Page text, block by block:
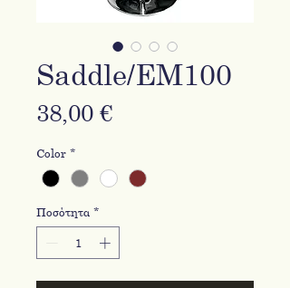
Saddle/EM100
38,00 €Τιμή
Color *
Ποσότητα *